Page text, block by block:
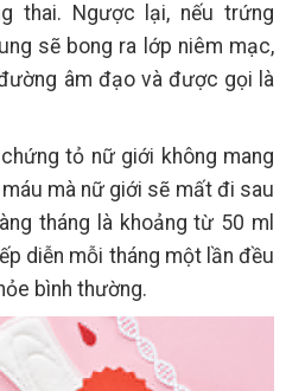
thai. Ngược lại, nếu trứng
sẽ bong ra lớp niêm mạc,
âm đạo và được gọi là
tỏ nữ giới không mang
mà nữ giới sẽ mất đi sau
tháng là khoảng từ 50 ml
diễn mỗi tháng một lần đều
bình thường.